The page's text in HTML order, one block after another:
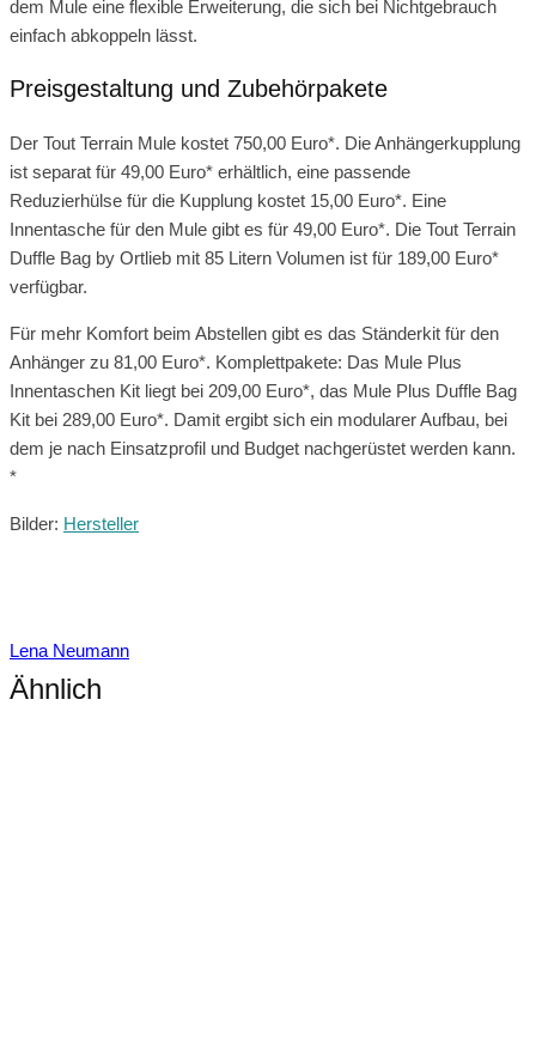
dem Mule eine flexible Erweiterung, die sich bei Nichtgebrauch
einfach abkoppeln lässt.
Preisgestaltung und Zubehörpakete
Der Tout Terrain Mule kostet 750,00 Euro*. Die Anhängerkupplung
ist separat für 49,00 Euro* erhältlich, eine passende
Reduzierhülse für die Kupplung kostet 15,00 Euro*. Eine
Innentasche für den Mule gibt es für 49,00 Euro*. Die Tout Terrain
Duffle Bag by Ortlieb mit 85 Litern Volumen ist für 189,00 Euro*
verfügbar.
Für mehr Komfort beim Abstellen gibt es das Ständerkit für den
Anhänger zu 81,00 Euro*. Komplettpakete: Das Mule Plus
Innentaschen Kit liegt bei 209,00 Euro*, das Mule Plus Duffle Bag
Kit bei 289,00 Euro*. Damit ergibt sich ein modularer Aufbau, bei
dem je nach Einsatzprofil und Budget nachgerüstet werden kann.
*
Bilder: Hersteller
Lena Neumann
Ähnlich